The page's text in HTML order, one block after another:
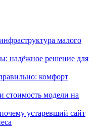
малого
надёжное решение для
комфорт
стоимость модели на
устаревший сайт